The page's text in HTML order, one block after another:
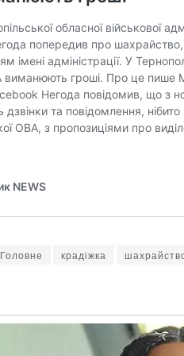
Головне крадіжка